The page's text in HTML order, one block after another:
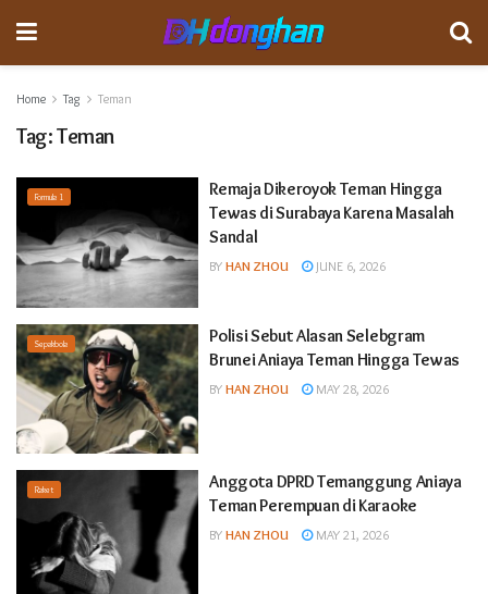
Home Tag Teman
Tag:Teman
Formula 1
Remaja Dikeroyok Teman Hingga
Tewas di Surabaya Karena Masalah
Sandal
BY HAN ZHOU JUNE 6, 2026
Sepakbola
Polisi Sebut Alasan Selebgram
Brunei Aniaya Teman Hingga Tewas
BY HAN ZHOU MAY 28, 2026
Raket
Anggota DPRD Temanggung Aniaya
Teman Perempuan di Karaoke
BY HAN ZHOU MAY 21, 2026